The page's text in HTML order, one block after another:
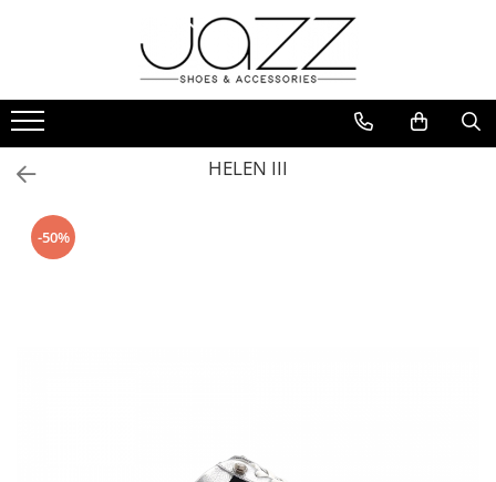
Pantofi cu toc
Pantofi flats
Sport couture
Sandale cu toc
Sandale flats
HELEN III
-50%